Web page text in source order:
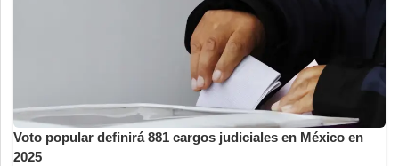
Voto popular definirá 881 cargos judiciales en México en
2025